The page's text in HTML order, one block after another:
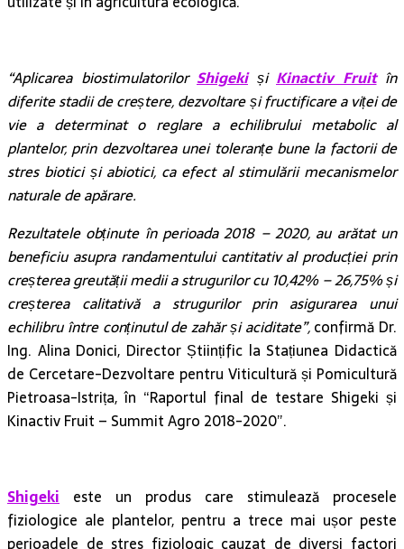
diferite stadii de creștere, dezvoltare și fructificare a viței de
vie a determinat o reglare a echilibrului metabolic al
plantelor, prin dezvoltarea unei toleranțe bune la factorii de
stres biotici și abiotici, ca efect al stimulării mecanismelor
naturale de apărare.
beneficiu asupra randamentului cantitativ al producției prin
creșterea greutății medii a strugurilor cu 10,42% – 26,75% și
creșterea calitativă a strugurilor prin asigurarea unui
echilibru între conținutul de zahăr și aciditate”,confirmă Dr.
Ing. Alina Donici, Director Științific la Stațiunea Didactică
de Cercetare-Dezvoltare pentru Viticultură și Pomicultură
Pietroasa-Istrița, în “Raportul final de testare Shigeki și
Kinactiv Fruit – Summit Agro 2018-2020”.
fiziologice ale plantelor, pentru a trece mai ușor peste
perioadele de stres fiziologic cauzat de diverși factori